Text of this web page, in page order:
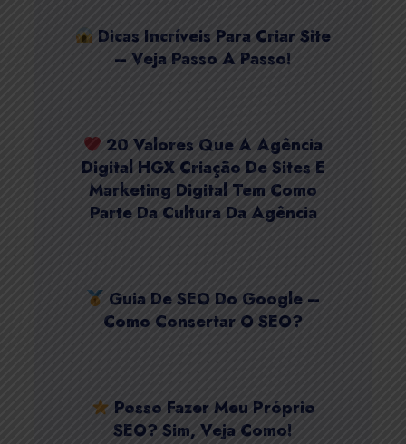
Dicas Incríveis Para Criar Site
– Veja Passo A Passo!
20 Valores Que A Agência
Digital HGX Criação De Sites E
Marketing Digital Tem Como
Parte Da Cultura Da Agência
Guia De SEO Do Google –
Como Consertar O SEO?
Posso Fazer Meu Próprio
SEO? Sim, Veja Como!